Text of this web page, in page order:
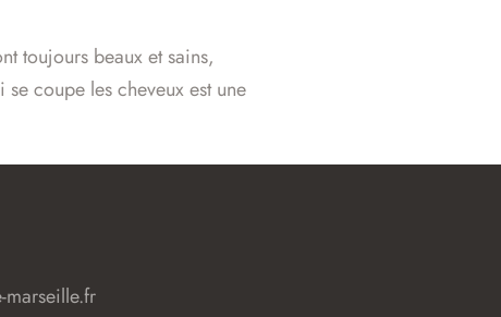
toujours beaux et sains,
coupe les cheveux est une
marseille.fr